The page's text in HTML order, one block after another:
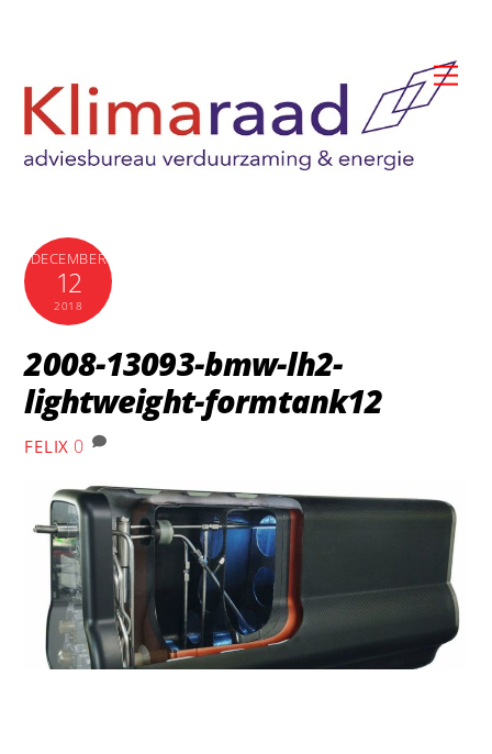
content
DECEMBER
12
2018
2008-13093-bmw-lh2-
lightweight-formtank12
FELIX 0